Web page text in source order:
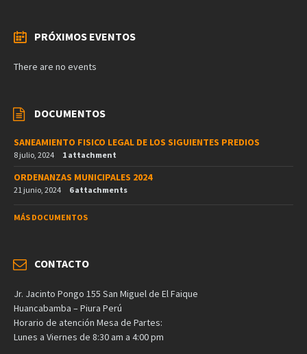
PRÓXIMOS EVENTOS
There are no events
DOCUMENTOS
SANEAMIENTO FISICO LEGAL DE LOS SIGUIENTES PREDIOS
8 julio, 2024 1 attachment
ORDENANZAS MUNICIPALES 2024
21 junio, 2024 6 attachments
MÁS DOCUMENTOS
CONTACTO
Jr. Jacinto Pongo 155 San Miguel de El Faique
Huancabamba – Piura Perú
Horario de atención Mesa de Partes:
Lunes a Viernes de 8:30 am a 4:00 pm